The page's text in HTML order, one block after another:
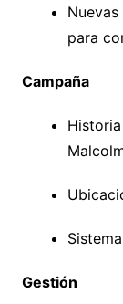
para
Campaña
Gestión